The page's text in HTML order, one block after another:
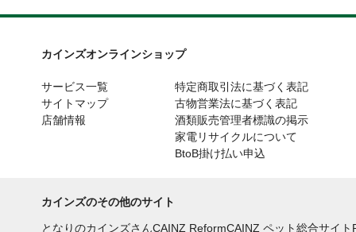
カインズオンラインショップ
サービス一覧
サイトマップ
店舗情報
特定商取引法に基づく表記
古物営業法に基づく表記
酒類販売管理者標識の掲示
家電リサイクルについて
BtoB掛け払い申込
カインズのその他のサイト
となりのカインズさんCAINZ ReformCAINZ ペット総合サイト